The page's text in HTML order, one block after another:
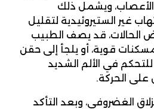
ويشمل ذلك
غير الستيروئيدية لتقليل
الحالات، قد يصف الطبيب
قوية، أو يلجأ إلى حقن
في الألم الشديد
الحركة.
الغضروفي، وبعد التأكد